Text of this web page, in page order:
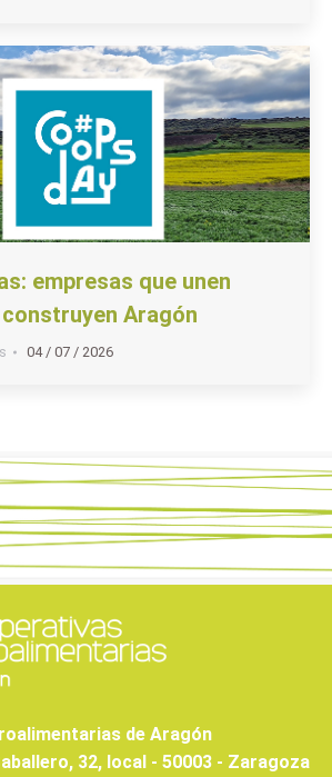
empresas que unen
Aragón
04 / 07 / 2026
de Aragón
32, local - 50003 - Zaragoza